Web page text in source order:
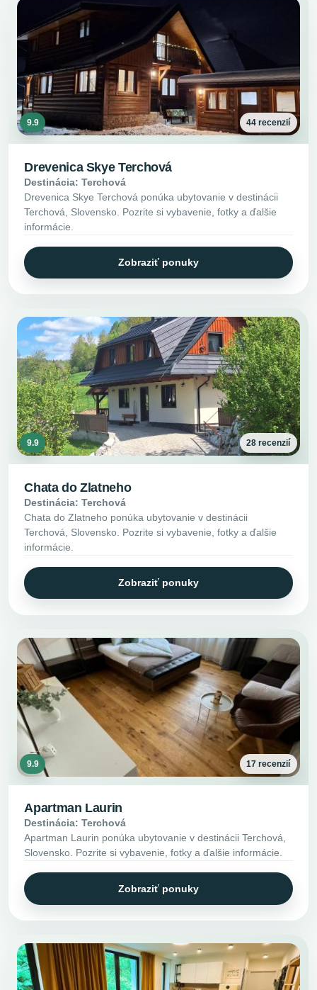
9.9 44 recenzií
Drevenica Skye Terchová
Destinácia: Terchová
Drevenica Skye Terchová ponúka ubytovanie v destinácii
Terchová, Slovensko. Pozrite si vybavenie, fotky a ďalšie
informácie.
Zobraziť ponuky
9.9 28 recenzií
Chata do Zlatneho
Destinácia: Terchová
Chata do Zlatneho ponúka ubytovanie v destinácii
Terchová, Slovensko. Pozrite si vybavenie, fotky a ďalšie
informácie.
Zobraziť ponuky
9.9 17 recenzií
Apartman Laurin
Destinácia: Terchová
Apartman Laurin ponúka ubytovanie v destinácii Terchová,
Slovensko. Pozrite si vybavenie, fotky a ďalšie informácie.
Zobraziť ponuky